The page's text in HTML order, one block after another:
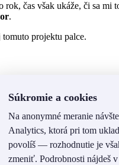
rok, čas však ukáže, či sa
.
projektu palce.
Súkromie a cookies
Na anonymné meranie
Analytics, ktorá pri tom
povolíš — rozhodnutie je
zmeniť. Podrobnosti nájdeš